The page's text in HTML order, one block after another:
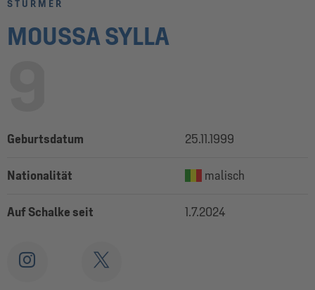
STÜRMER
MOUSSA SYLLA
Geburtsdatum 25.11.1999
Nationalität malisch
Auf Schalke seit 1.7.2024